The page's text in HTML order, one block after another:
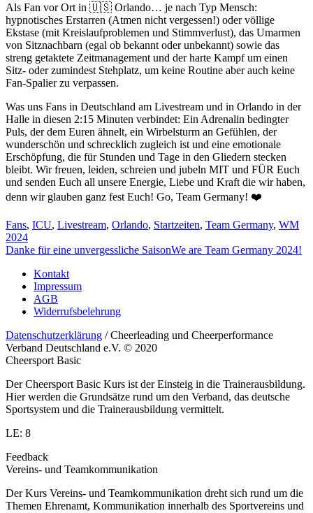
Als Fan vor Ort in 🇺🇸 Orlando… je nach Typ Mensch:
hypnotisches Erstarren (Atmen nicht vergessen!) oder völlige
Ekstase (mit Kreislaufproblemen und Stimmverlust), das Umarmen
von Sitznachbarn (egal ob bekannt oder unbekannt) sowie das
streng getaktete Zeitmanagement und der harte Kampf um einen
Sitz- oder zumindest Stehplatz, um keine Routine aber auch keine
Fan-Spalier zu verpassen.
Was uns Fans in Deutschland am Livestream und in Orlando in der
Halle in diesen 2:15 Minuten verbindet: Ein Adrenalin bedingter
Puls, der dem Euren ähnelt, ein Wirbelsturm an Gefühlen, der
wunderschön und schrecklich zugleich ist und eine emotionale
Erschöpfung, die für Stunden und Tage in den Gliedern stecken
bleibt. Wir freuen, leiden, schreien und jubeln MIT und FÜR Euch
und senden Euch all unsere Energie, Liebe und Kraft die wir haben,
denn wir glauben ganz fest Euch! Go, Team Germany! ❤️
Fans, ICU, Livestream, Orlando, Startzeiten, Team Germany, WM
2024
Danke für eine unvergessliche SaisonWe are Team Germany 2024!
Kontakt
Impressum
AGB
Widerrufsbelehrung
Datenschutzerklärung / Cheerleading und Cheerperformance
Verband Deutschland e.V. © 2020
Cheersport Basic
Der Cheersport Basic Kurs ist der Einsteig in die Trainerausbildung.
Hier werden die Grundsätze rund um den Verband, das deutsche
Sportsystem und die Trainerausbildung vermittelt.
LE: 8
Feedback
Vereins- und Teamkommunikation
Der Kurs Vereins- und Teamkommunikation dreht sich rund um die
Themen Ehrenamt, Kommunikation innerhalb des Sportvereins und